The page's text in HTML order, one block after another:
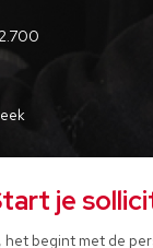
je
het begint met de